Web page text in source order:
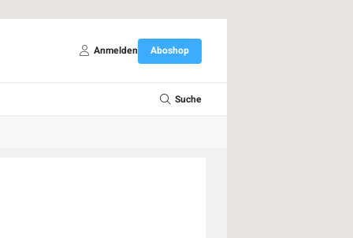
Anmelden Aboshop
Suche